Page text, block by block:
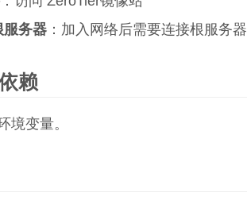
务器 ：加入网络后需要连接根服务器
赖
境变量。